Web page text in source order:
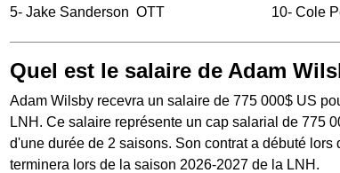
5- Jake Sanderson OTT
10-Cole
Quel est le salaire de Adam
Adam Wilsby recevra un salaire de 775 000$ US
LNH. Ce salaire représente un cap salarial de 775
d'une durée de 2 saisons. Son contrat a débuté lors
terminera lors de la saison 2026-2027 de la LNH.